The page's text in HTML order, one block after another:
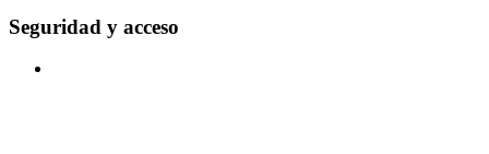
Seguridad y acceso